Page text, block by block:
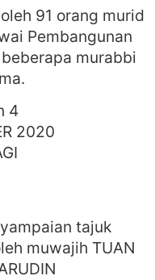
91 orang murid
Pembangunan
murabbi
4
2020
tajuk
muwajih TUAN